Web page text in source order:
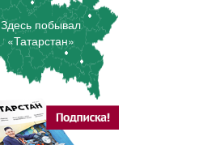
Здесь побывал
«Татарстан»